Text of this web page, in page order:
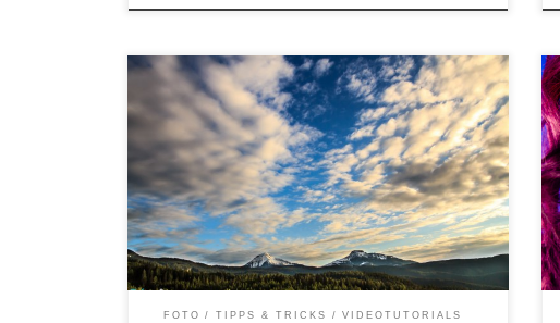
Jeder kennt das, man kommt aus dem Urlaub zurück
und schaut sich seine gemachten Fotos an und denkt:
„Mensch, das sah doch im Urlaub ganz anders aus?!“
Unsere Kamera nimmt die Umgebung ganz anders war
wie das menschliche Auge. Wenn die Kamera das Foto
belichtet, versucht sie das daraus zu […]
FOTO TIPPS & TRICKS VIDEOTUTORIALS